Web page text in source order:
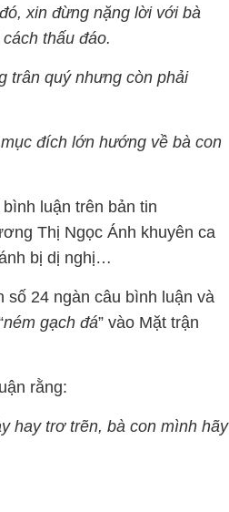
xin đừng nặng lời với bà
thấu đáo.
trân quý nhưng còn phải
đích lớn hướng về bà con
luận trên bản tin
Thị Ngọc Ánh khuyên ca
bị dị nghị…
số 24 ngàn câu bình luận và
ném gạch đá” vào Mặt trận
rằng:
hay trơ trẽn, bà con mình hãy